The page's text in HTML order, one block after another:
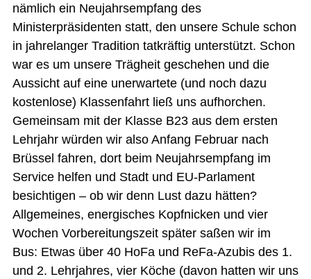
nämlich ein Neujahrsempfang des
Ministerpräsidenten statt, den unsere Schule schon
in jahrelanger Tradition tatkräftig unterstützt. Schon
war es um unsere Trägheit geschehen und die
Aussicht auf eine unerwartete (und noch dazu
kostenlose) Klassenfahrt ließ uns aufhorchen.
Gemeinsam mit der Klasse B23 aus dem ersten
Lehrjahr würden wir also Anfang Februar nach
Brüssel fahren, dort beim Neujahrsempfang im
Service helfen und Stadt und EU-Parlament
besichtigen – ob wir denn Lust dazu hätten?
Allgemeines, energisches Kopfnicken und vier
Wochen Vorbereitungszeit später saßen wir im
Bus: Etwas über 40 HoFa und ReFa-Azubis des 1.
und 2. Lehrjahres, vier Köche (davon hatten wir uns